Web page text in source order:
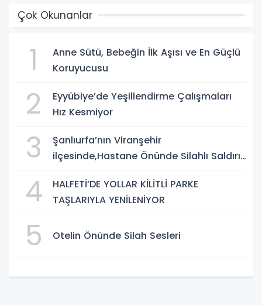
Çok Okunanlar
1
Anne Sütü, Bebeğin İlk Aşısı ve En Güçlü
Koruyucusu
2
Eyyübiye’de Yeşillendirme Çalışmaları
Hız Kesmiyor
3
Şanlıurfa’nın Viranşehir
ilçesinde,Hastane Önünde Silahlı Saldırı:
4
HALFETİ’DE YOLLAR KİLİTLİ PARKE
TAŞLARIYLA YENİLENİYOR
5 Otelin Önünde Silah Sesleri